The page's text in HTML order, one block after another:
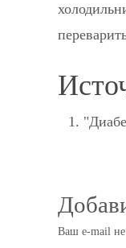
Ваш e-mail не